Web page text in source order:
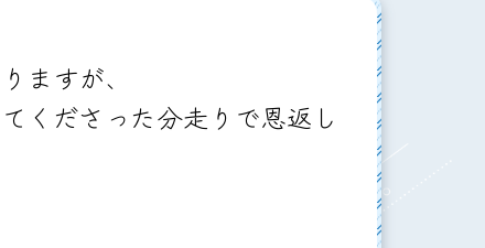
ますが、
くださった分走りで恩返し